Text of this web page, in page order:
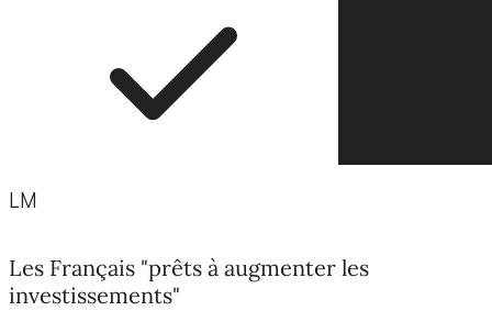
LM
Les Français "prêts à augmenter les
investissements"